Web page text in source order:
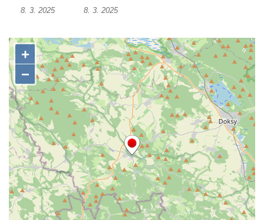
Socha Beruška v ZOO Hluboká
Socha Volavka v ZOO Hluboká
Flamingo trůn v ZOO Hluboká
Lavička Kůň Převalského v ZOO Hluboká
Lysá nad Labem, barokní město Šporkovo
Socha Opičákovník v ZOO Hluboká
Socha Roháč v ZOO Hluboká
Socha Mystik v ZOO Hluboká
Reliéf Rodina a práce na budově záložny
čp. 69/1 v Českých Budějovicích
Socha Jana Valeria Jirsíka u Černé věže v
8. 3. 2025 8. 3. 2025